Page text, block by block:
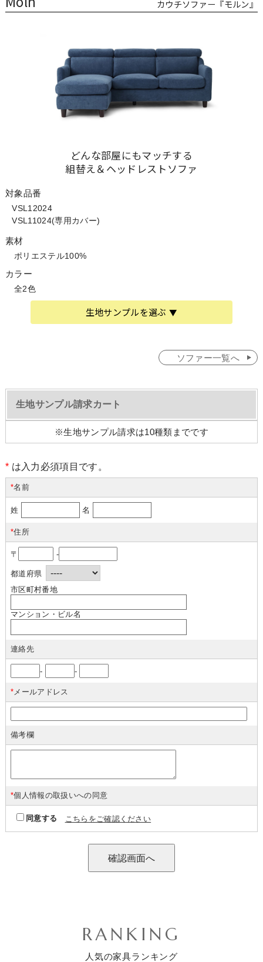
カウチソファー『モルン』
どんな部屋にもマッチする
組替え＆ヘッドレストソファ
対象品番
VSL12024
VSL11024(専用カバー)
素材
ポリエステル100%
カラー
全2色
生地サンプルを選ぶ
ソファー一覧へ
生地サンプル請求カート
※生地サンプル請求は10種類までです
* は入力必須項目です。
*名前
姓 名
*住所
〒 -
都道府県
市区町村番地
マンション・ビル名
連絡先
- -
* メールアドレス
備考欄
*個人情報の取扱いへの同意
同意する こちらをご確認ください
RANKING
人気の家具ランキング